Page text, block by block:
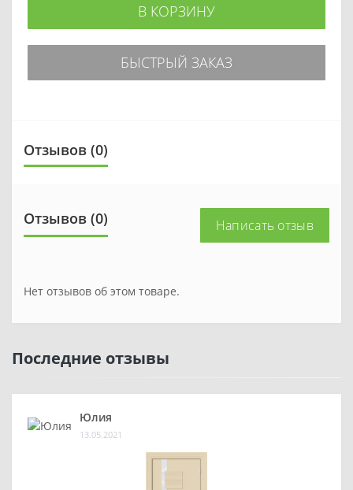
В КОРЗИНУ
БЫСТРЫЙ ЗАКАЗ
Отзывов (0)
Отзывов (0) Написать отзыв
Нет отзывов об этом товаре.
Последние отзывы
Юлия
13.05.2021